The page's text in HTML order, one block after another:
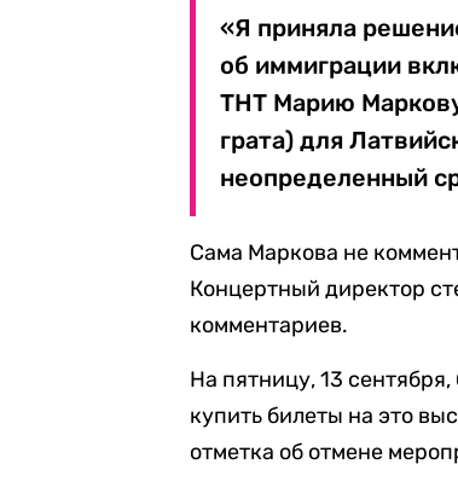
«Я приняла
об иммиграции
ТНТ Марию
грата) для
неопределенный
Сама Маркова не
Концертный директор
комментариев.
На пятницу, 13
купить билеты на это
отметка об отмене